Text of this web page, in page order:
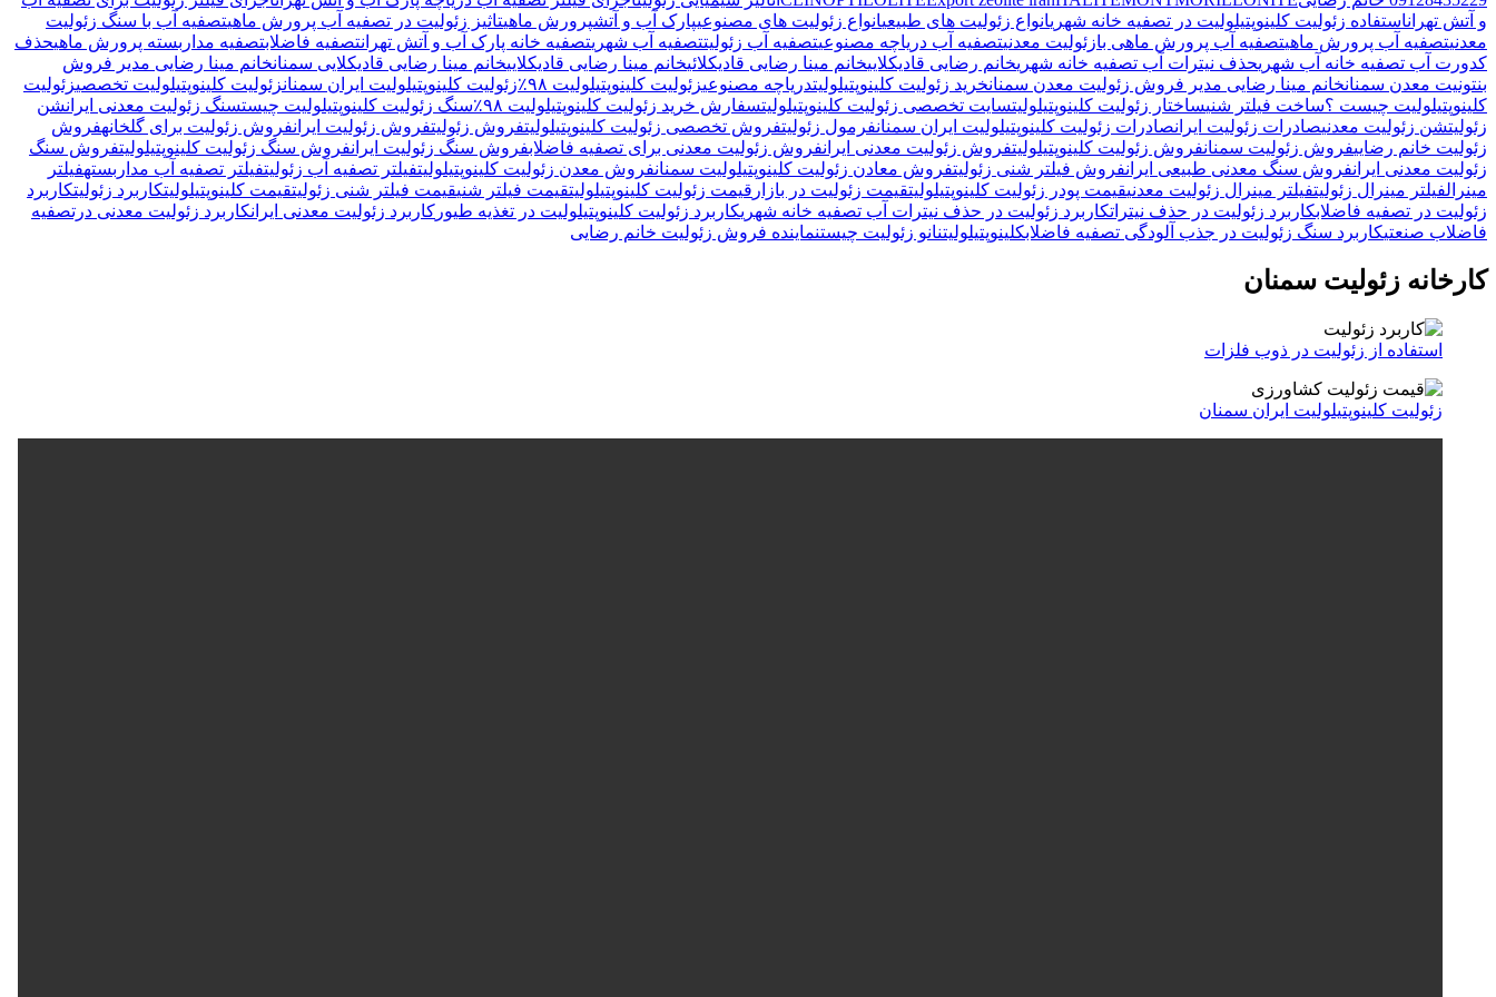
و آتش تهراناستفاده زئولیت کلینوپتیلولیت در تصفیه خانه شهریانواع زئولیت های طبیعیانواع زئولیت های مصنوعیپارک آب و آتشپرورش ماهیتاثیز زئولیت در تصفیه آب پرورش ماهیتصفیه آب با سنگ زئولیت
معدنیتصفیه آب پرورش ماهیتصفیه آب پرورش ماهی بازئولیت معدنیتصفیه آب دریاچه مصنوعیتصفیه آب زئولیتتصفیه آب شهریتصفیه خانه پارک آب و آتش تهرانتصفیه فاضلابتصفیه مداربسته پرورش ماهیحذف
کدورت آب تصفیه خانه آب شهریحذف نیترات آب تصفیه خانه شهریخانم رضایی قادیکلاییخانم مینا رضایی قادیکلائیخانم مینا رضایی قادیکلاییخانم مینا رضایی قادیکلایی سمنانخانم مینا رضایی مدیر فروش
بنتونیت معدن سمنانخانم مینا رضایی مدیر فروش زئولیت معدن سمنانخرید زئولیت کلینوپتیلولیتدریاچه مصنوعیزئولیت کلینوپتیلولیت ۹۸٪ زئولیت کلینوپتیلولیت ایران سمنانزئولیت کلینوپتیلولیت تخصصیزئولیت
کلینوپتیلولیت چیست ؟ساخت فیلتر شنیساختار زئولیت کلینوپتیلولیتسایت تخصصی زئولیت کلینوپتیلولیتسفارش خرید زئولیت کلینوپتیلولیت ۹۸٪ سنگ زئولیت کلینوپتیلولیت چیستسنگ زئولیت معدنی ایرانشن
زئولیتشن زئولیت معدنیصادرات زئولیت ایرانصادرات زئولیت کلینوپتیلولیت ایران سمنانفرمول زئولیتفروش تخصصی زئولیت کلینوپتیلولیتفروش زئولیتفروش زئولیت ایرانفروش زئولیت برای گلخانهفروش
زئولیت خانم رضاییفروش زئولیت سمنانفروش زئولیت کلینوپتیلولیتفروش زئولیت معدنی ایرانفروش زئولیت معدنی برای تصفیه فاضلابفروش سنگ زئولیت ایرانفروش سنگ زئولیت کلینوپتیلولیتفروش سنگ
زئولیت معدنی ایرانفروش سنگ معدنی طبیعی ایرانفروش فیلتر شنی زئولیتفروش معادن زئولیت کلینوپتیلولیت سمنانفروش معدن زئولیت کلینوپتیلولیتفیلتر تصفیه آب زئولیتفیلتر تصفیه آب مداربستهفیلتر
مینرالفیلتر مینرال زئولیتفیلتر مینرال زئولیت معدنیقیمت پودر زئولیت کلینوپتیلولیتقیمت زئولیت در بازار قیمت زئولیت کلینوپتیلولیتقیمت فیلتر شنیقیمت فیلتر شنی زئولیتقیمت کلینوپتیلولیتکاربرد زئولیتکاربرد
زئولیت در تصفیه فاضلابکاربرد زئولیت در حذف نیتراتکاربرد زئولیت در حذف نیترات آب تصفیه خانه شهریکاربرد زئولیت کلینوپتیلولیت در تغذیه طیور کاربرد زئولیت معدنی ایرانکاربرد زئولیت معدنی درتصفیه
فاضلاب صنعتیکاربرد سنگ زئولیت در جذب آلودگی تصفیه فاضلابکلینوپتیلولیتنانو زئولیت چیستنماینده فروش زئولیت خانم رضایی
کارخانه زئولیت سمنان
استفاده از زئولیت در ذوب فلزات
زئولیت کلینوپتیلولیت ایران سمنان